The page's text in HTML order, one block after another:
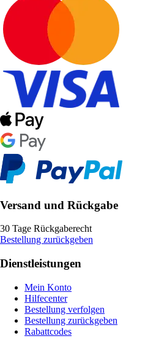
Versand und Rückgabe
30 Tage Rückgaberecht
Bestellung zurückgeben
Dienstleistungen
Mein Konto
Hilfecenter
Bestellung verfolgen
Bestellung zurückgeben
Rabattcodes